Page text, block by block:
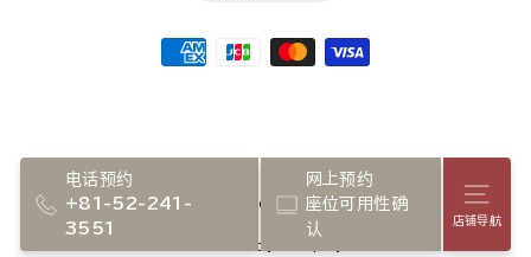
电话预约
+81-52-241-
3551
网上预约
座位可用性确
认
店铺导航
Copyright 2026 NADAMAN inc.
Powerd by Shopify